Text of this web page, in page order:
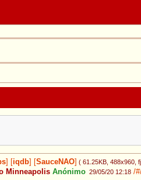
iqdb SauceNAO ( 61.25KB , 488x960 ,
Minneapolis Anónimo 29/05/20 12:18 /